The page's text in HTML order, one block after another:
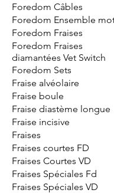
Foredom Câbles
Foredom Ensemble
Foredom Fraises
Foredom Fraises
diamantées Vet Switch
Foredom Sets
Fraise alvéolaire
Fraise boule
Fraise diastème longue
Fraise incisive
Fraises
Fraises courtes FD
Fraises Courtes VD
Fraises Spéciales Fd
Fraises Spéciales VD